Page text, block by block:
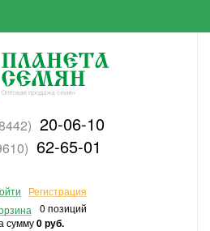
20-06-10
62-65-01
Регистрация
0 позиций
сумму0 руб.